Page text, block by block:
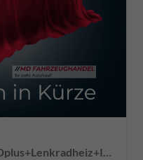
LIFE eHybrid AHK+360°+LEDplus+Lenkradheiz+IQ.Drive+ACC+AppConnect+eHeck